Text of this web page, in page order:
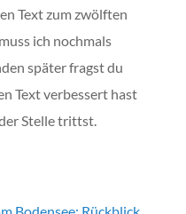
Text zum zwölften
ich nochmals
später fragst du
Text verbessert hast
Stelle trittst.